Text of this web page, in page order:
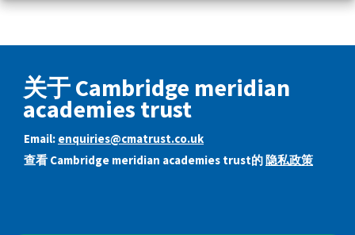
关于 Cambridge meridian
academies trust
Email: enquiries@cmatrust.co.uk
查看 Cambridge meridian academies trust的 隐私政策